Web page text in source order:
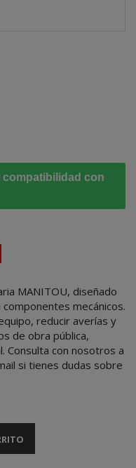
compatibilidad con
MANITOU, diseñado
mecánicos.
reducir averías y
de obra pública,
Consulta con nosotros a
si tienes dudas sobre